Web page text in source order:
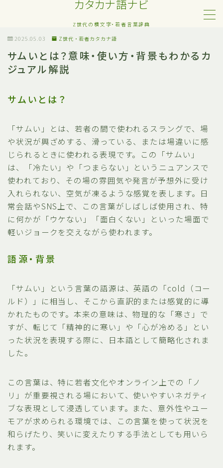
カタカナ語ナビ
Z世代の横文字・若者言葉辞典
MENU
Z世代・若者カタカナ語
ネット・SNS用語
日常でよく聞く流行語
略語・造語
2025.05.03 Z世代・若者カタカナ語
サムいとは？意味・使い方・背景もわかるカ
ジュアル解説
サムいとは？
「サムい」とは、若者の間で使われるスラングで、場
や状況が興ざめする、滑っている、または場違いに感
じられるときに使われる表現です。この「サムい」
は、「冷たい」や「つまらない」というニュアンスで
使われており、その場の雰囲気や発言が予想外に受け
入れられない、空気が凍るような感覚を表します。日
常会話やSNS上で、この言葉がしばしば使用され、特
に何かが「ウケない」「面白くない」といった場面で
軽いジョークを交えながら使われます。
語源・背景
「サムい」という言葉の語源は、英語の「cold（コー
ルド）」に相当し、そこから直訳的または感覚的に導
かれたものです。本来の意味は、物理的な「寒さ」で
すが、転じて「精神的に寒い」や「心が冷める」とい
った状況を表現する際に、日本語として簡略化されま
した。
この言葉は、特に若者文化やオンライン上での「ノ
リ」が重要視される場において、使いやすいネガティ
ブな表現として浸透しています。また、意外性やユー
モアが求められる環境では、この言葉を使って状況を
和らげたり、笑いに変えたりする手法としても用いら
れます。